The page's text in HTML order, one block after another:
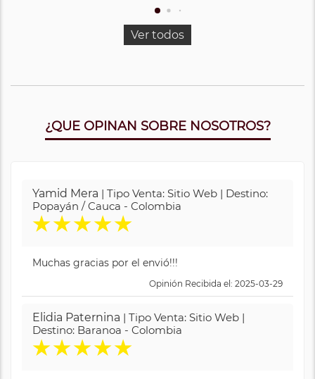
Ver todos
¿QUE OPINAN SOBRE NOSOTROS?
Yamid Mera | Tipo Venta: Sitio Web | Destino:
Popayán / Cauca - Colombia
★★★★★
Muchas gracias por el envió!!!
Opinión Recibida el: 2025-03-29
Elidia Paternina | Tipo Venta: Sitio Web |
Destino: Baranoa - Colombia
★★★★★